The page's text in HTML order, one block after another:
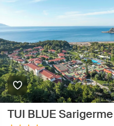
TUI BLUE